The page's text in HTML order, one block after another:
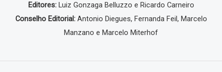
Editores: Luiz Gonzaga Belluzzo e Ricardo Carneiro
Conselho Editorial: Antonio Diegues, Fernanda Feil, Marcelo
Manzano e Marcelo Miterhof